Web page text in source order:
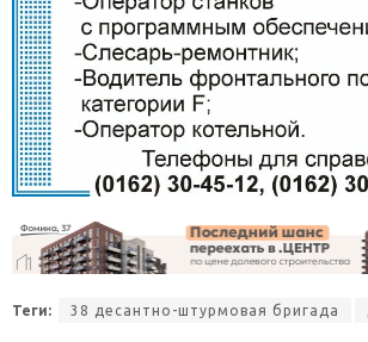
Теги: 38 десантно-штурмовая бригада